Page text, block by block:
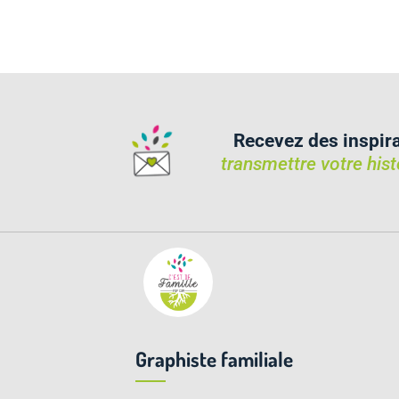
Recevez des
transmettre votre
Graphiste familiale